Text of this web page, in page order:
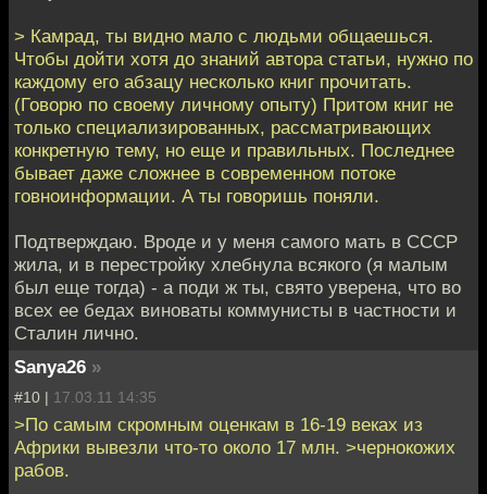
> Камрад, ты видно мало с людьми общаешься.
Чтобы дойти хотя до знаний автора статьи, нужно по
каждому его абзацу несколько книг прочитать.
(Говорю по своему личному опыту) Притом книг не
только специализированных, рассматривающих
конкретную тему, но еще и правильных. Последнее
бывает даже сложнее в современном потоке
говноинформации. А ты говоришь поняли.
Подтверждаю. Вроде и у меня самого мать в СССР
жила, и в перестройку хлебнула всякого (я малым
был еще тогда) - а поди ж ты, свято уверена, что во
всех ее бедах виноваты коммунисты в частности и
Сталин лично.
Sanya26 »
#10 | 17.03.11 14:35
>По самым скромным оценкам в 16-19 веках из
Африки вывезли что-то около 17 млн. >чернокожих
рабов.